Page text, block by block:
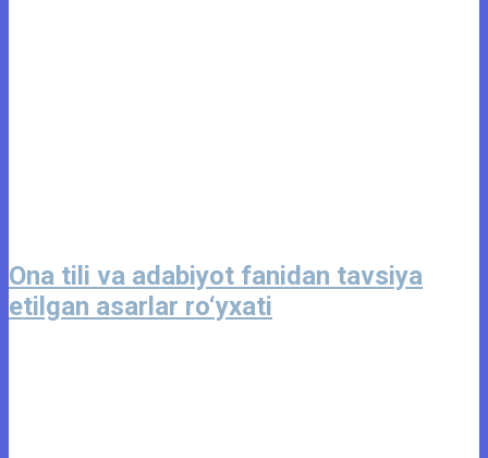
Ona tili va adabiyot fanidan tavsiya
etilgan asarlar ro‘yxati